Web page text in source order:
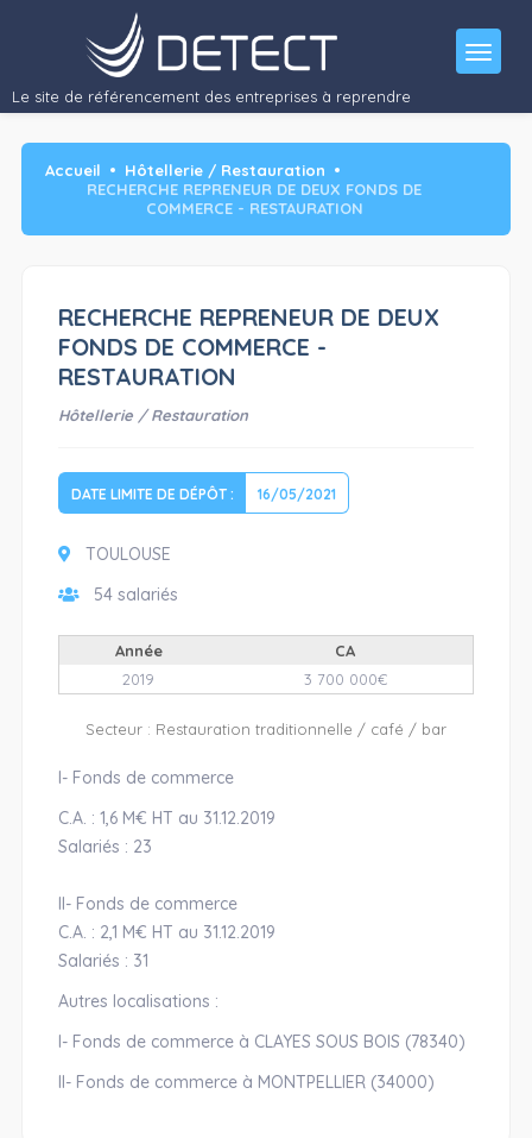
Secteur : Restauration traditionnelle /…"/>
Le site de référencement des entreprises à reprendre
Accueil
Hôtellerie / Restauration
RECHERCHE REPRENEUR DE DEUX FONDS DE
COMMERCE - RESTAURATION
RECHERCHE REPRENEUR DE DEUX
FONDS DE COMMERCE -
RESTAURATION
Hôtellerie / Restauration
DATE LIMITE DE DÉPÔT : 16/05/2021
TOULOUSE
54 salariés
Année
CA
2019
3 700 000€
Secteur : Restauration traditionnelle / café / bar
I- Fonds de commerce
C.A. : 1,6 M€ HT au 31.12.2019
Salariés : 23
II- Fonds de commerce
C.A. : 2,1 M€ HT au 31.12.2019
Salariés : 31
Autres localisations :
I- Fonds de commerce à CLAYES SOUS BOIS (78340)
II- Fonds de commerce à MONTPELLIER (34000)